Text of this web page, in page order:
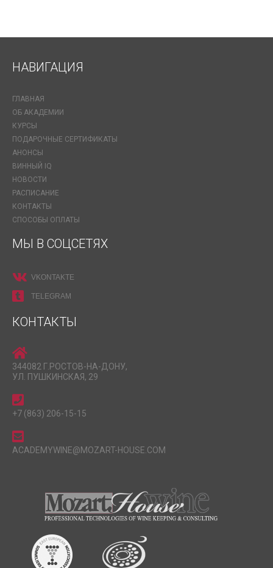
НАВИГАЦИЯ
ГЛАВНАЯ
ОБ АКАДЕМИИ
КУРСЫ
ПОДАРОЧНЫЕ СЕРТИФИКАТЫ
АНОНСЫ
ВИННЫЙ IQ
НОВОСТИ
РАСПИСАНИЕ
КОНТАКТЫ
СПОСОБЫ ОПЛАТЫ
МЫ В СОЦСЕТЯХ
VKONTAKTE
TELEGRAM
КОНТАКТЫ
344082 Г.РОСТОВ-НА-ДОНУ,
УЛ. ПУШКИНСКАЯ, 29
+7 (863) 206-15-15
ACADEMYWINE@MOZART-HOUSE.COM